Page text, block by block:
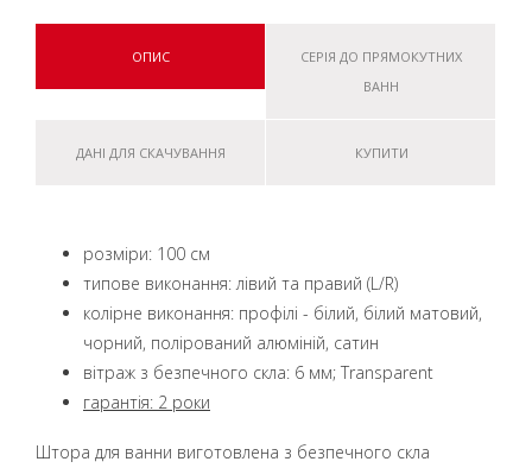
ОПИС
СЕРІЯ ДО ПРЯМОКУТНИХ
ВАНН
ДАНІ ДЛЯ СКАЧУВАННЯ КУПИТИ
розміри: 100 см
типове виконання: лівий та правий (L/R)
колірне виконання: профілі - білий, білий матовий,
чорний, полірований алюміній, сатин
вітраж з безпечного скла: 6 мм; Transparent
гарантія: 2 роки
Штора для ванни виготовлена з безпечного скла